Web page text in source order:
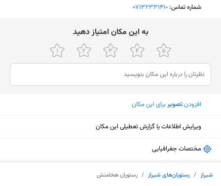
شماره تماس: ‎07132331410
ﺑﻪ اﯾﻦ ﻣﮑﺎن اﻣﺘﯿﺎز دﻫﯿﺪ
افزودنتصویربرای این مکان
ویرایش اطلاعات یا گزارش تعطیلی این مکان
مختصات جغرافیایی
شیراز / رستوران‌های شیراز / رستوران هخامنش